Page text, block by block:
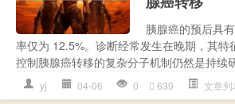
胰腺癌的预后具
率仅为 12.5%。诊断经常发生在晚期，其特
控制胰腺癌转移的复杂分子机制仍然是持续
yj 04-06 0 639 文章列